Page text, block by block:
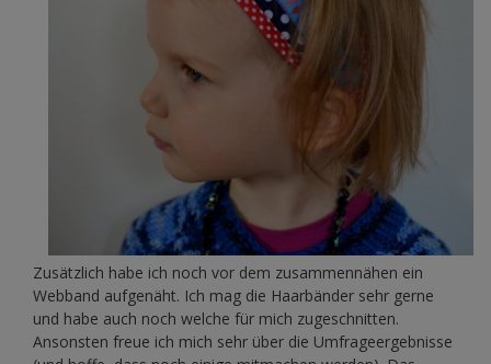
Zusätzlich habe ich noch vor dem zusammennähen ein
Webband aufgenäht. Ich mag die Haarbänder sehr gerne
und habe auch noch welche für mich zugeschnitten.
Ansonsten freue ich mich sehr über die Umfrageergebnisse